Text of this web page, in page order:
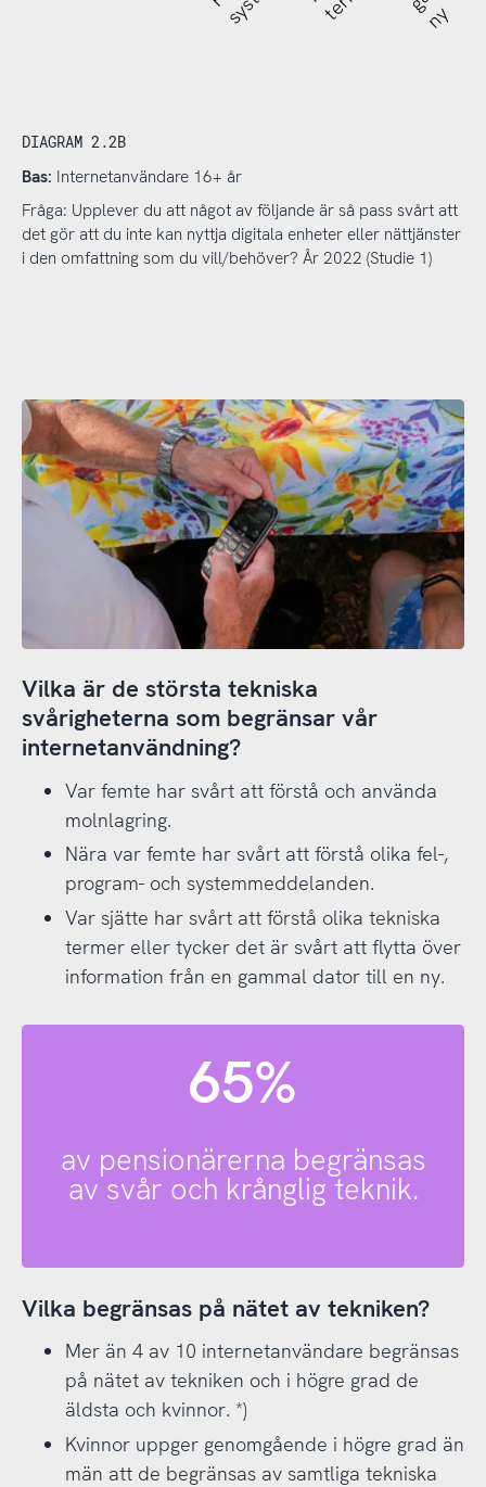
ny
DIAGRAM 2.2B
Bas: Internetanvändare 16+ år
Fråga: Upplever du att något av följande är så pass svårt att
det gör att du inte kan nyttja digitala enheter eller nättjänster
i den omfattning som du vill/behöver? År 2022 (Studie 1)
Vilka är de största tekniska
svårigheterna som begränsar vår
internetanvändning?
Var femte har svårt att förstå och använda
molnlagring.
Nära var femte har svårt att förstå olika fel-,
program- och systemmeddelanden.
Var sjätte har svårt att förstå olika tekniska
termer eller tycker det är svårt att flytta över
information från en gammal dator till en ny.
65%
av pensionärerna begränsas
av svår och krånglig teknik.
Vilka begränsas på nätet av tekniken?
Mer än 4 av 10 internetanvändare begränsas
på nätet av tekniken och i högre grad de
äldsta och kvinnor. *)
Kvinnor uppger genomgående i högre grad än
män att de begränsas av samtliga tekniska